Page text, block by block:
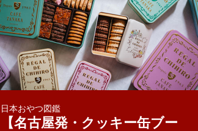
日本おやつ図鑑
【名古屋発・クッキー缶ブー